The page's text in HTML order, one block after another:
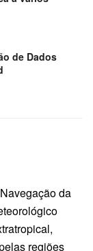
de Dados
da
regiões